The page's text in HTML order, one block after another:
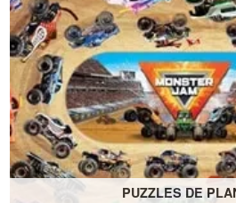
Assortiments disponibles en
PUZZLES DE